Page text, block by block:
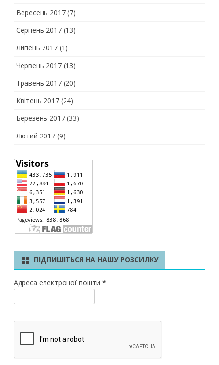
Вересень 2017 (7)
Серпень 2017 (13)
Липень 2017 (1)
Червень 2017 (13)
Травень 2017 (20)
Квітень 2017 (24)
Березень 2017 (33)
Лютий 2017 (9)
ПІДПИШІТЬСЯ НА НАШУ РОЗСИЛКУ
Адреса електроної пошти *